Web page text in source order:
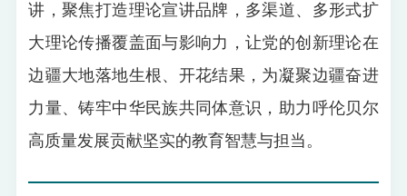
讲，聚焦打造理论宣讲品牌，多渠道、多形式扩
大理论传播覆盖面与影响力，让党的创新理论在
边疆大地落地生根、开花结果，为凝聚边疆奋进
力量、铸牢中华民族共同体意识，助力呼伦贝尔
高质量发展贡献坚实的教育智慧与担当。